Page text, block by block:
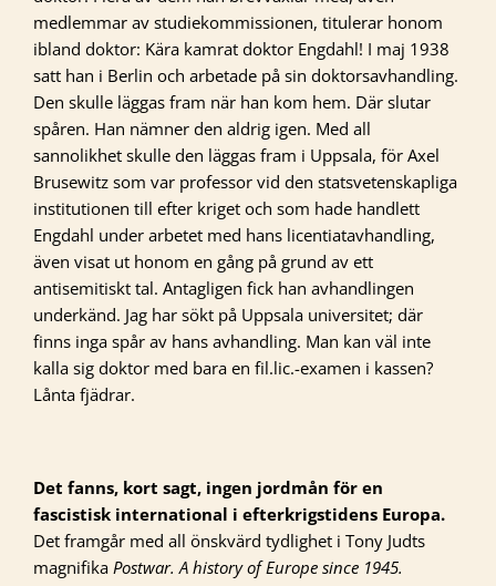
medlemmar av studiekommissionen, titulerar honom
ibland doktor: Kära kamrat doktor Engdahl! I maj 1938
satt han i Berlin och arbetade på sin doktorsavhandling.
Den skulle läggas fram när han kom hem. Där slutar
spåren. Han nämner den aldrig igen. Med all
sannolikhet skulle den läggas fram i Uppsala, för Axel
Brusewitz som var professor vid den statsvetenskapliga
institutionen till efter kriget och som hade handlett
Engdahl under arbetet med hans licentiatavhandling,
även visat ut honom en gång på grund av ett
antisemitiskt tal. Antagligen fick han avhandlingen
underkänd. Jag har sökt på Uppsala universitet; där
finns inga spår av hans avhandling. Man kan väl inte
kalla sig doktor med bara en fil.lic.-examen i kassen?
Lånta fjädrar.
Det fanns, kort sagt, ingen jordmån för en
fascistisk international i efterkrigstidens Europa.
Det framgår med all önskvärd tydlighet i Tony Judts
magnifika Postwar. A history of Europe since 1945.